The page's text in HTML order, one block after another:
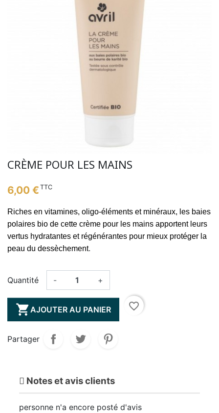
CRÈME POUR LES MAINS
6,00 € TTC
Riches en vitamines, oligo-éléments et minéraux, les baies
polaires bio de cette crème pour les mains apportent leurs
vertus hydratantes et régénérantes pour mieux protéger la
peau du dessèchement.
Quantité - +
AJOUTER AU PANIER favorite_border
Partager
Notes et avis clients
personne n'a encore posté d'avis